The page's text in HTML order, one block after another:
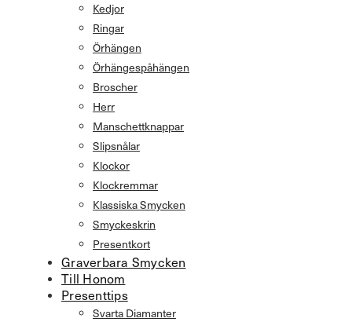
Kedjor
Ringar
Örhängen
Örhängespåhängen
Broscher
Herr
Manschettknappar
Slipsnålar
Klockor
Klockremmar
Klassiska Smycken
Smyckeskrin
Presentkort
Graverbara Smycken
Till Honom
Presenttips
Svarta Diamanter